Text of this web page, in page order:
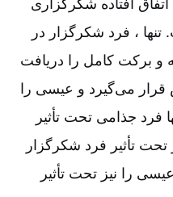
، فرد شکرگزار در
و برکت کامل را دریافت
قرار می‌گیرد و عیسی را
فرد جذامی تحت تأثیر
تأثیر فرد شکرگزار
را نیز تحت تأثیر